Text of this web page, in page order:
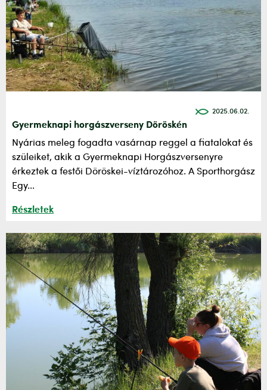
2025.06.02.
Gyermeknapi horgászverseny Döröskén
Nyárias meleg fogadta vasárnap reggel a fiatalokat és
szüleiket, akik a Gyermeknapi Horgászversenyre
érkeztek a festői Döröskei-víztározóhoz. A Sporthorgász
Egy...
Részletek